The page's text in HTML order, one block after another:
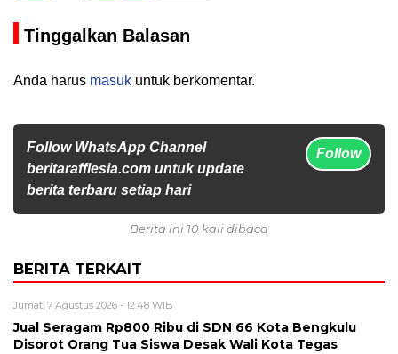
Tinggalkan Balasan
Anda harus masuk untuk berkomentar.
Follow WhatsApp Channel
beritarafflesia.com untuk update
berita terbaru setiap hari
Follow
Berita ini 10 kali dibaca
BERITA TERKAIT
Jumat, 7 Agustus 2026 - 12:48 WIB
Jual Seragam Rp800 Ribu di SDN 66 Kota Bengkulu
Disorot Orang Tua Siswa Desak Wali Kota Tegas